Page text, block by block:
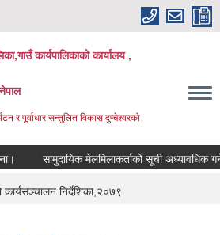
कार्यपालिकाको कार्यालय ,
र पूर्वाधार सन्तुलित विकास दुप्चेश्वरको
सामुदायिक मेलमिलाकर्ताको सूची अध्यावधिक गर्ने
कार्यसञ्चालन निर्देशिका,२०७९